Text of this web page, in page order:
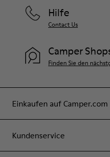
Einkaufen auf Camper.com
Kundenservice
Hilfe
Contact Us
Camper
Finden Sie den